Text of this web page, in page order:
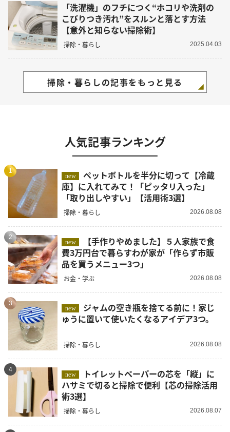
「洗濯機」のフチにつく“ホコリや洗剤の
こびりつき汚れ”をスルンと落とす方法
【意外と知らない掃除術】
掃除・暮らし 2025.04.03
掃除・暮らしの記事をもっと見る
人気記事ランキング
1
new
ペットボトルを半分に切って【冷蔵
庫】に入れてみて！「ピッタリ入った」
「取り出しやすい」【活用術3選】
掃除・暮らし 2026.08.08
2
new
費3万円台で暮らすわが家が「作らず市販
品を買うメニュー3つ」
お金・学ぶ 2026.08.08
3
new
ゅうに置いて使いたくなるアイデア3つ。
掃除・暮らし 2026.08.08
4
new
ハサミで切ると掃除で便利【芯の掃除活用
術3選】
掃除・暮らし 2026.08.07